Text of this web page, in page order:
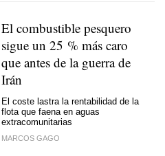
El combustible pesquero
sigue un 25 % más caro
que antes de la guerra de
Irán
El coste lastra la rentabilidad de la
flota que faena en aguas
extracomunitarias
MARCOS GAGO